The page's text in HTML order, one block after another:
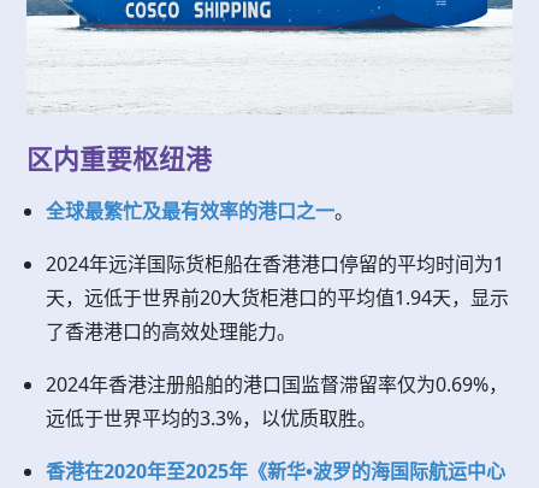
区内重要枢纽港
全球最繁忙及最有效率的港口之一。
2024年远洋国际货柜船在香港港口停留的平均时间为1
天，远低于世界前20大货柜港口的平均值1.94天，显示
了香港港口的高效处理能力。
2024年香港注册船舶的港口国监督滞留率仅为0.69%，
远低于世界平均的3.3%，以优质取胜。
香港在2020年至2025年《新华•波罗的海国际航运中心